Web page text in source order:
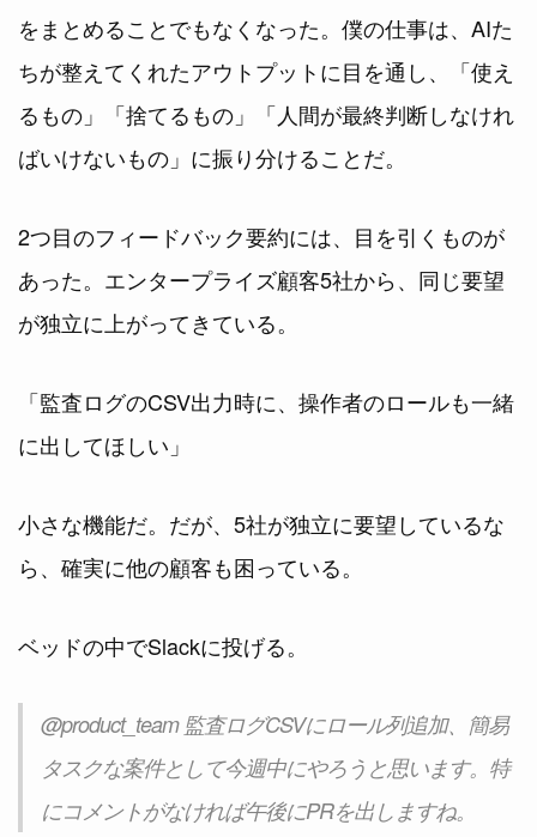
をまとめることでもなくなった。僕の仕事は、AIた
ちが整えてくれたアウトプットに目を通し、「使え
るもの」「捨てるもの」「人間が最終判断しなけれ
ばいけないもの」に振り分けることだ。
2つ目のフィードバック要約には、目を引くものが
あった。エンタープライズ顧客5社から、同じ要望
が独立に上がってきている。
「監査ログのCSV出力時に、操作者のロールも一緒
に出してほしい」
小さな機能だ。だが、5社が独立に要望しているな
ら、確実に他の顧客も困っている。
ベッドの中でSlackに投げる。
@product_team 監査ログCSVにロール列追加、簡易
タスクな案件として今週中にやろうと思います。特
にコメントがなければ午後にPRを出しますね。